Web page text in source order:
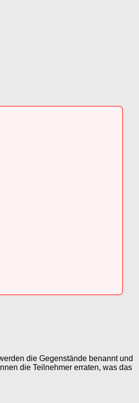
die Gegenstände benannt und
die Teilnehmer erraten, was das